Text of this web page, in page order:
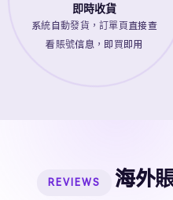
即時收貨
系統自動發貨，訂單頁直接查
看賬號信息，即買即用
REVIEWS 海外